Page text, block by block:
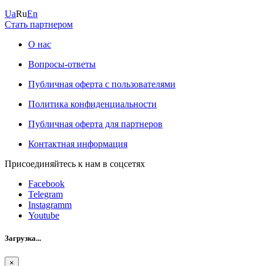
UaRuEn
Стать партнером
О нас
Вопросы-ответы
Публичная оферта с пользователями
Политика конфиденциальности
Публичная оферта для партнеров
Контактная информация
Присоединяйтесь к нам в соцсетях
Facebook
Telegram
Instagramm
Youtube
Загрузка...
×